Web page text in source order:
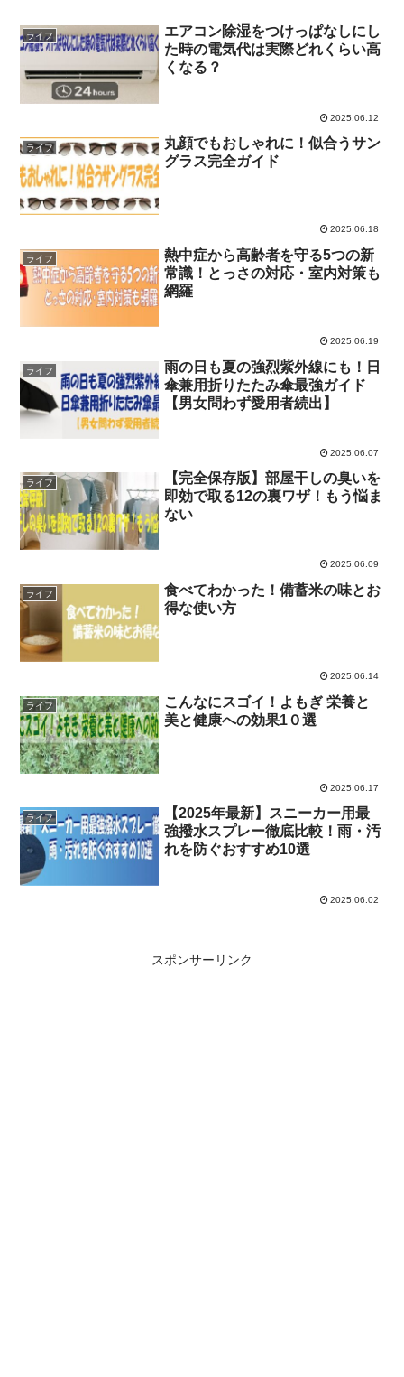
ライフ
エアコン除湿をつけっぱなしにし
た時の電気代は実際どれくらい高
くなる？
2025.06.12
ライフ
丸顔でもおしゃれに！似合うサン
グラス完全ガイド
2025.06.18
ライフ
熱中症から高齢者を守る5つの新
常識！とっさの対応・室内対策も
網羅
2025.06.19
ライフ
雨の日も夏の強烈紫外線にも！日
傘兼用折りたたみ傘最強ガイド
【男女問わず愛用者続出】
2025.06.07
ライフ
【完全保存版】部屋干しの臭いを
即効で取る12の裏ワザ！もう悩ま
ない
2025.06.09
ライフ
食べてわかった！備蓄米の味とお
得な使い方
2025.06.14
ライフ
こんなにスゴイ！よもぎ 栄養と
美と健康への効果1０選
2025.06.17
ライフ
【2025年最新】スニーカー用最
強撥水スプレー徹底比較！雨・汚
れを防ぐおすすめ10選
2025.06.02
スポンサーリンク